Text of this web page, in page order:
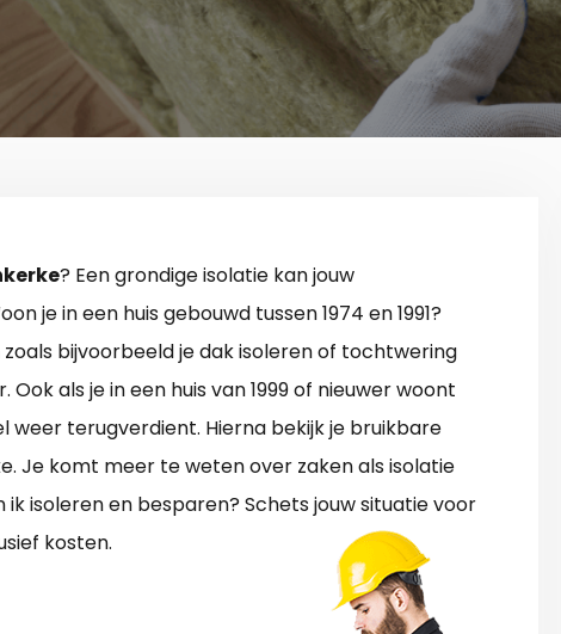
? Een grondige isolatie kan jouw
je in een huis gebouwd tussen 1974 en 1991?
bijvoorbeeld je dak isoleren of tochtwering
als je in een huis van 1999 of nieuwer woont
weer terugverdient. Hierna bekijk je bruikbare
Je komt meer te weten over zaken als isolatie
isoleren en besparen? Schets jouw situatie voor
kosten.